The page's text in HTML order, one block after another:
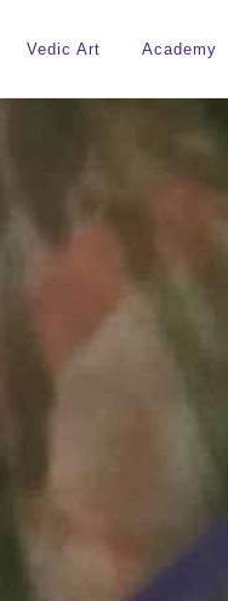
Vedic Art Academy
Welkom Op De